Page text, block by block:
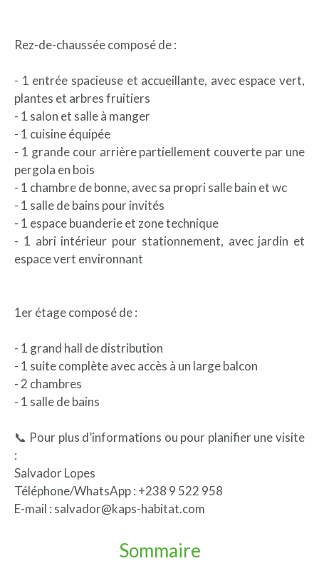
Rez-de-chaussée composé de :
- 1 entrée spacieuse et accueillante, avec espace vert,
plantes et arbres fruitiers
- 1 salon et salle à manger
- 1 cuisine équipée
- 1 grande cour arrière partiellement couverte par une
pergola en bois
- 1 chambre de bonne, avec sa propri salle bain et wc
- 1 salle de bains pour invités
- 1 espace buanderie et zone technique
- 1 abri intérieur pour stationnement, avec jardin et
espace vert environnant
1er étage composé de :
- 1 grand hall de distribution
- 1 suite complète avec accès à un large balcon
- 2 chambres
- 1 salle de bains
📞 Pour plus d’informations ou pour planifier une visite
:
Salvador Lopes
Téléphone/WhatsApp : +238 9 522 958
E-mail : salvador@kaps-habitat.com
Sommaire